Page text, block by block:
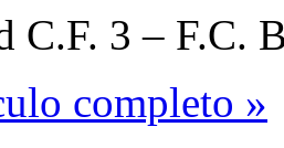
C.F. 3 – F.C.
completo »